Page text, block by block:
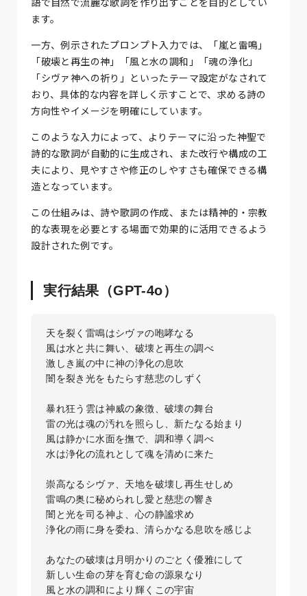
ます。
一方、例示されたプロンプト入力では、「嵐と雷鳴」
「破壊と再生の神」「風と水の調和」「魂の浄化」
「シヴァ神への祈り」といったテーマ設定がなされて
おり、具体的な内容を詳しく示すことで、求める詩の
方向性やイメージを明確にしています。
このような入力によって、よりテーマに沿った神聖で
詩的な歌詞が自動的に生成され、また改行や構成の工
夫により、見やすさや修正のしやすさも確保できる構
造となっています。
この仕組みは、詩や歌詞の作成、または精神的・宗教
的な表現を必要とする場面で効果的に活用できるよう
設計された例です。
実行結果（GPT-4o）
天を裂く雷鳴はシヴァの咆哮なる
風は水と共に舞い、破壊と再生の調べ
激しき嵐の中に神の浄化の息吹
闇を裂き光をもたらす慈悲のしずく
暴れ狂う雲は神威の象徴、破壊の舞台
雷の光は魂の汚れを照らし、新たなる始まり
風は静かに水面を撫で、調和導く調べ
水は浄化の流れとして魂を清めに来た
崇高なるシヴァ、天地を破壊し再生せしめ
雷鳴の奥に秘められし愛と慈悲の響き
闇と光を司る神よ、心の静謐求め
浄化の雨に身を委ね、清らかなる息吹を感じよ
あなたの破壊は月明かりのごとく優雅にして
新しい生命の芽を育む命の源泉なり
風と水の調和により輝くこの宇宙